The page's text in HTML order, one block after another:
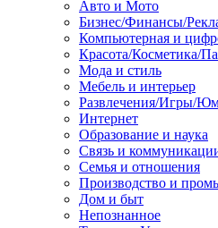
Авто и Мото
Бизнес/Финансы/
Компьютерная и
Красота/Косметика/
Мода и стиль
Мебель и интерьер
Развлечения/Игры/
Интернет
Образование и наука
Связь и
Семья и отношения
Производство и
Дом и быт
Непознанное